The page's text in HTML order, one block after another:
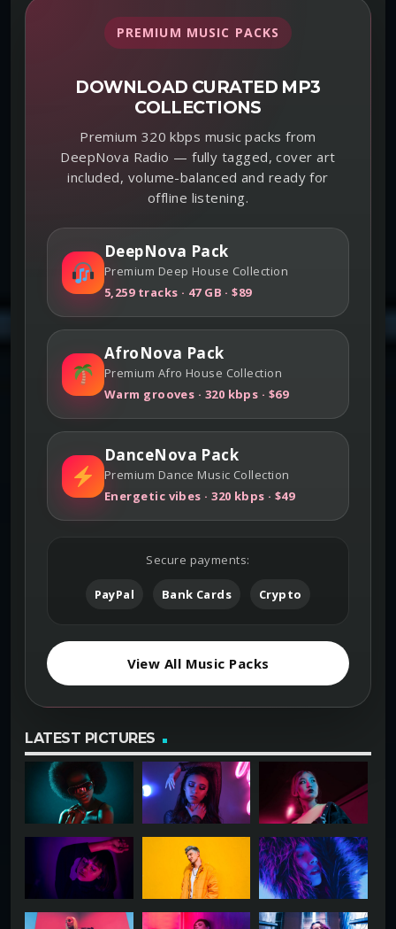
PREMIUM MUSIC PACKS
DOWNLOAD CURATED MP3
COLLECTIONS
Premium 320 kbps music packs from
DeepNova Radio — fully tagged, cover art
included, volume-balanced and ready for
offline listening.
DeepNova Pack
Premium Deep House Collection
5,259 tracks · 47 GB · $89
AfroNova Pack
Premium Afro House Collection
Warm grooves · 320 kbps · $69
DanceNova Pack
Premium Dance Music Collection
Energetic vibes · 320 kbps · $49
Secure payments:
PayPal Bank Cards Crypto
View All Music Packs
LATEST PICTURES